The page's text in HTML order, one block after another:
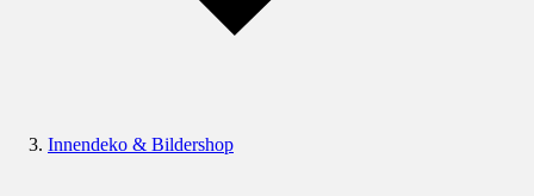
Innendeko & Bildershop